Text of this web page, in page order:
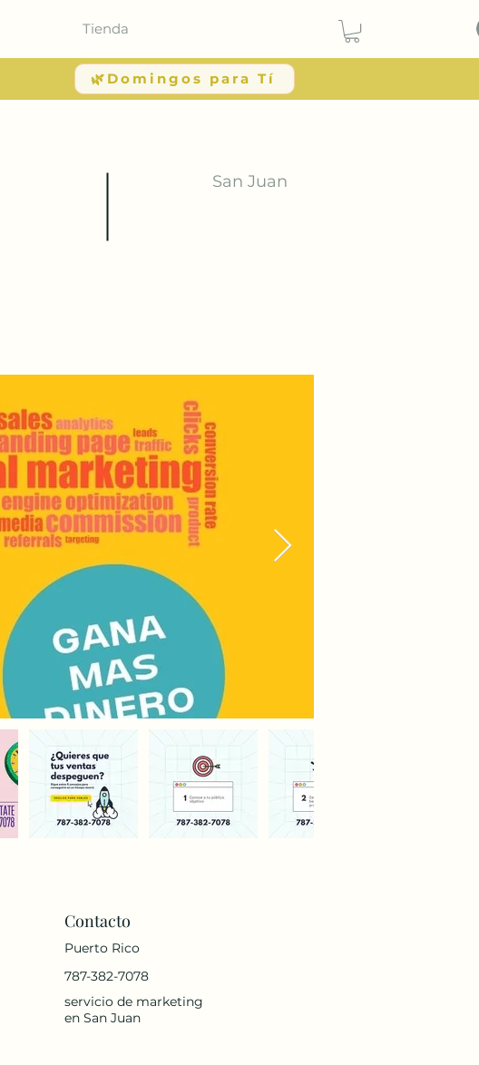
Tienda
🌿Domingos para Tí
San Juan
Contacto
Puerto Rico
787-382-7078
servicio de marketing
en San Juan